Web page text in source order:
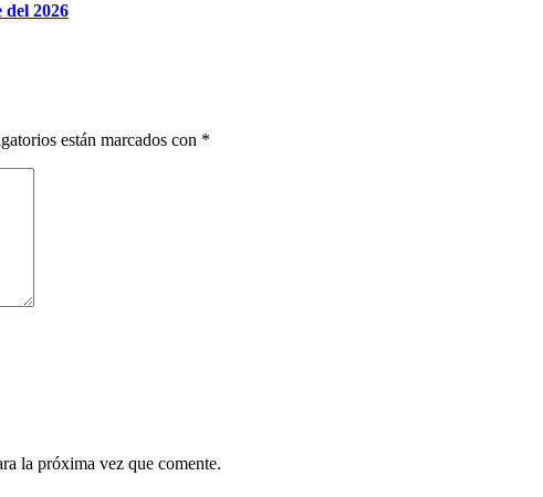
del 2026
están marcados con *
la próxima vez que comente.